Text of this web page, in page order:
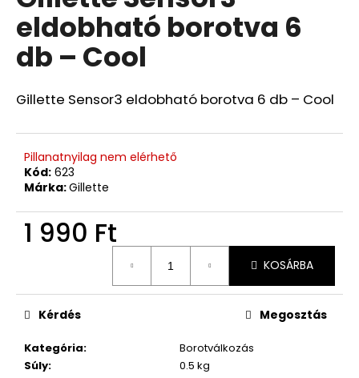
ből
0,0
csillag.
eldobható borotva 6
db – Cool
Gillette Sensor3 eldobható borotva 6 db – Cool
Pillanatnyilag nem elérhető
Kód: 623
Márka:Gillette
1 990 Ft
KOSÁRBA
Kategória:
Borotválkozás
Súly: 0.5 kg
Kérdés Megosztás